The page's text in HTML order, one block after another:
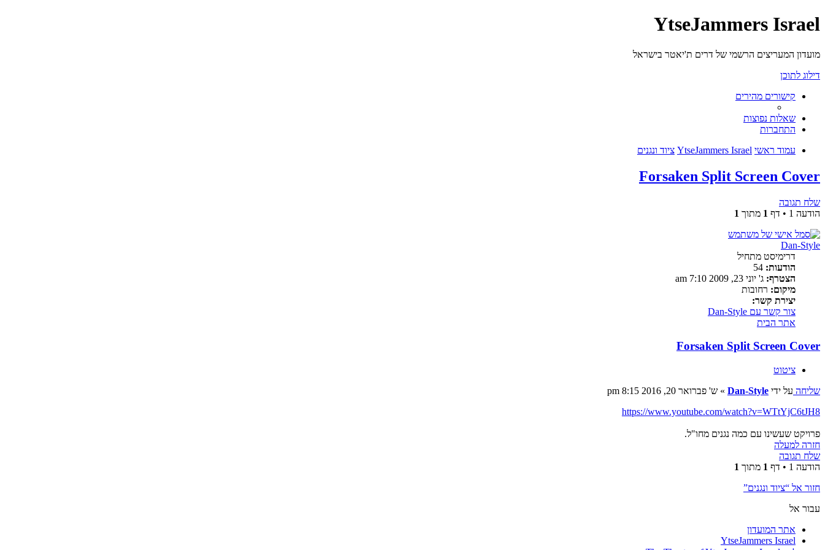
YtseJammers Israel
מועדון המעריצים הרשמי של דרים ת'יאטר בישראל
דילוג לתוכן
קישורים מהירים
שאלות נפוצות
התחברות
עמוד ראשי YtseJammers Israel ציוד ונגנים
Forsaken Split Screen Cover
שלח תגובה
הודעה 1 • דף
1 מתוך 1
Dan-Style
דרימיסט מתחיל
הודעות:
הצטרף: ג' יוני 23, 2009 7:10 am
מיקום: רחובות
יצירת קשר:
צור קשר עם Dan-Style
אתר הבית
Forsaken Split Screen Cover
ציטוט
שליחה על ידי Dan-Style
» ש' פברואר 20, 2016 8:15 pm
https://www.youtube.com/watch?v=WTtYjC6tJH8
פרויקט שעשינו עם כמה נגנים מחו"ל.
חזרה למעלה
שלח תגובה
הודעה 1 • דף
1 מתוך 1
חזור אל “ציוד ונגנים”
עבור אל
אתר המועדון
YtseJammers Israel